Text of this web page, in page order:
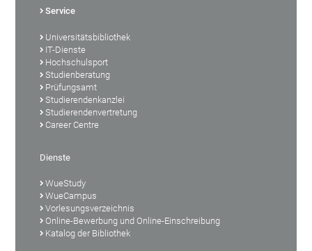
Service
Universitätsbibliothek
IT-Dienste
Hochschulsport
Studienberatung
Prüfungsamt
Studierendenkanzlei
Studierendenvertretung
Career Centre
Dienste
WueStudy
WueCampus
Vorlesungsverzeichnis
Online-Bewerbung und Online-Einschreibung
Katalog der Bibliothek